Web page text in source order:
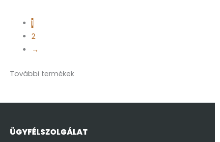
1
2
→
További termékek
ÜGYFÉLSZOLGÁLAT